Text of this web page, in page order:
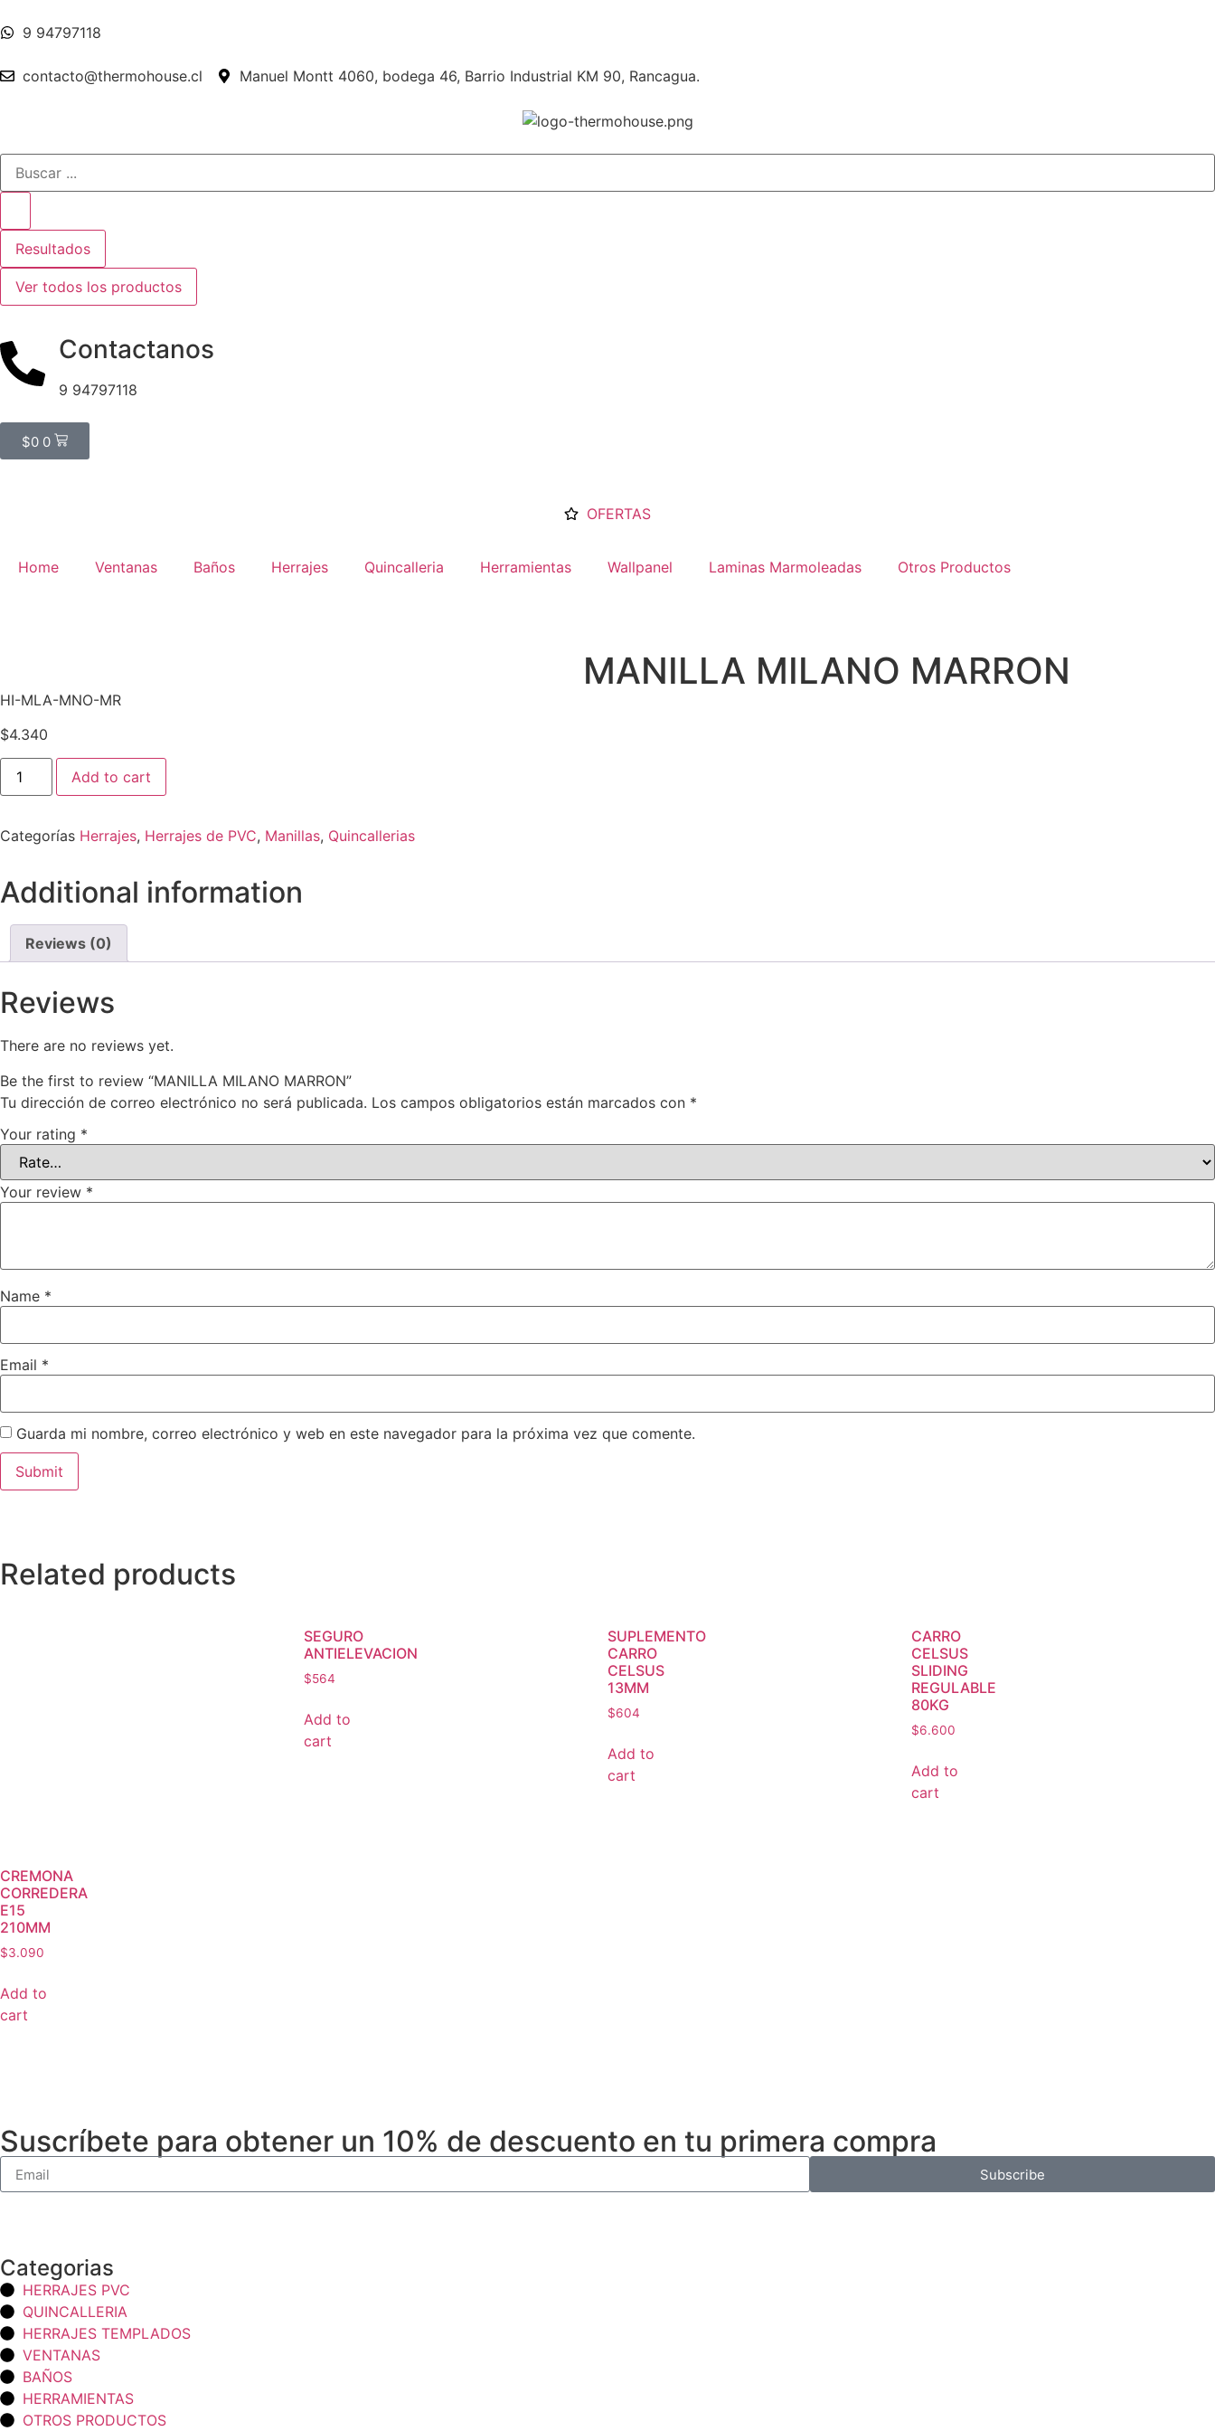
9 94797118
contacto@thermohouse.cl Manuel Montt 4060, bodega 46, Barrio Industrial KM 90, Rancagua.
Resultados
Ver todos los productos
Contactanos
9 94797118
$0 0
OFERTAS
Home Ventanas Baños Herrajes Quincalleria Herramientas Wallpanel Laminas Marmoleadas Otros Productos
MANILLA MILANO MARRON
HI-MLA-MNO-MR
$4.340
Add to cart
Categorías Herrajes, Herrajes de PVC, Manillas, Quincallerias
Additional information
Reviews (0)
Reviews
There are no reviews yet.
Be the first to review “MANILLA MILANO MARRON”
Tu dirección de correo electrónico no será publicada. Los campos obligatorios están marcados con *
Your rating *
Your review *
Name *
Email *
Guarda mi nombre, correo electrónico y web en este navegador para la próxima vez que comente.
Related products
SEGURO
ANTIELEVACION
$564
Add to
cart
SUPLEMENTO
CARRO
CELSUS
13MM
$604
Add to
cart
CARRO
CELSUS
SLIDING
REGULABLE
80KG
$6.600
Add to
cart
CREMONA
CORREDERA
E15
210MM
$3.090
Add to
cart
Suscríbete para obtener un 10% de descuento en tu primera compra
Subscribe
Categorias
HERRAJES PVC
QUINCALLERIA
HERRAJES TEMPLADOS
VENTANAS
BAÑOS
HERRAMIENTAS
OTROS PRODUCTOS